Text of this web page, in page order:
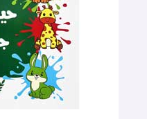
در هنگام استفاده از کتاب
داشت تا اسامی رنگ‌ها را نیز
آموزش شکل و رنگ نیز
کودکان هنگام رنگ‌آمیزی
تصاویر شاد ، چگونگی خلق